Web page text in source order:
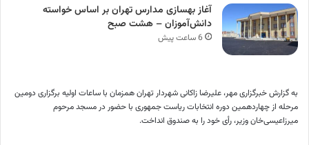
آغاز بهسازی مدارس تهران بر اساس خواسته
دانش‌آموزان – هشت صبح
6 ساعت پیش
به گزارش خبرگزاری مهر، علیرضا زاکانی شهردار تهران همزمان با ساعات اولیه برگزاری دومین
مرحله از چهاردهمین دوره انتخابات ریاست جمهوری با حضور در مسجد مرحوم
میرزاعیسی‌خانوزیر، رأی خود را به صندوق انداخت.